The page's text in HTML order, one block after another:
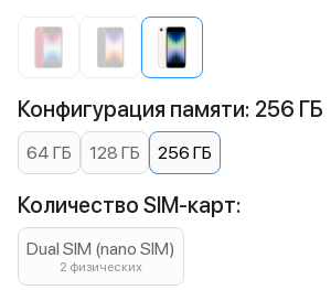
Конфигурация памяти: 256 ГБ
64 ГБ 128 ГБ 256 ГБ
Количество SIM-карт:
Dual SIM (nano SIM)
2 физических